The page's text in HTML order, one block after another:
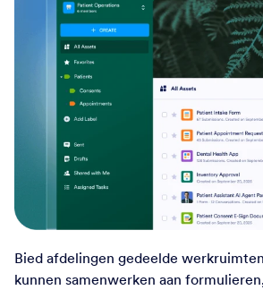
Bied afdelingen gedeelde
kunnen samenwerken aan